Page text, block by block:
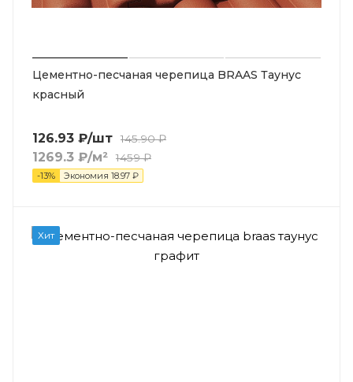
Цементно-песчаная черепица BRAAS Таунус
красный
126.93 ₽/шт 145.90₽
1269.3 ₽/м² 1459 ₽
-13% Экономия 18.97 ₽
Хит